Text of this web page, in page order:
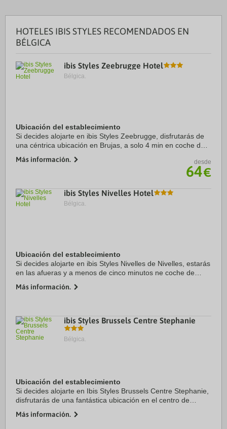
HOTELES IBIS STYLES RECOMENDADOS EN
BÉLGICA
ibis Styles Zeebrugge Hotel
Bélgica.
Ubicación del establecimiento
Si decides alojarte en ibis Styles Zeebrugge, disfrutarás de
una céntrica ubicación en Brujas, a solo 4 min en coche de
Además, este hotel sostenible ...
Más información. desde
64€
ibis Styles Nivelles Hotel
Bélgica.
Ubicación del establecimiento
Si decides alojarte en ibis Styles Nivelles de Nivelles, estarás
en las afueras y a menos de cinco minutos ne coche de
se encuentra a 3,7 km de ...
Más información.
ibis Styles Brussels Centre Stephanie
Bélgica.
Ubicación del establecimiento
Si decides alojarte en Ibis Styles Brussels Centre Stephanie,
disfrutarás de una fantástica ubicación en el centro de
Plaza La Grand Place. Además, ...
Más información.